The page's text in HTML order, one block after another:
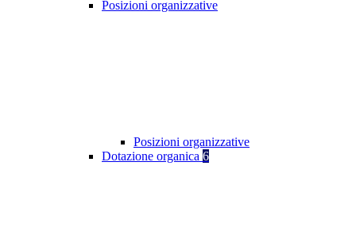
Posizioni organizzative
Posizioni organizzative
Dotazione organica 6